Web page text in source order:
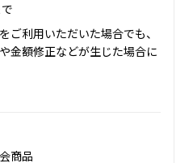
利用いただいた場合でも、
金額修正などが生じた場合に
商品